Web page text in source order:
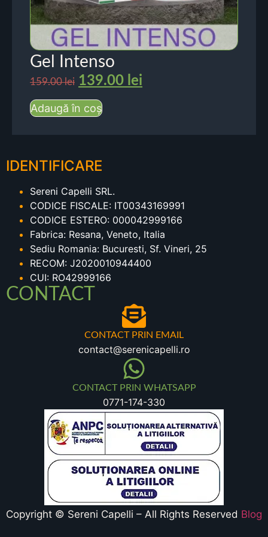
Gel Intenso
159.00lei 139.00 lei
Adaugă în coș
IDENTIFICARE
Sereni Capelli SRL.
CODICE FISCALE: IT00343169991
CODICE ESTERO: 000042999166
Fabrica: Resana, Veneto, Italia
Sediu Romania: Bucuresti, Sf. Vineri, 25
RECOM: J2020010944400
CUI: RO42999166
CONTACT
CONTACT PRIN EMAIL
contact@serenicapelli.ro
CONTACT PRIN WHATSAPP
0771-174-330
Copyright © Sereni Capelli – All Rights Reserved Blog